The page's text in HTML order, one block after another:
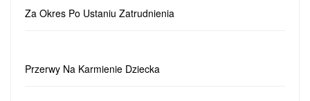
Za Okres Po Ustaniu Zatrudnienia
Przerwy Na Karmienie Dziecka